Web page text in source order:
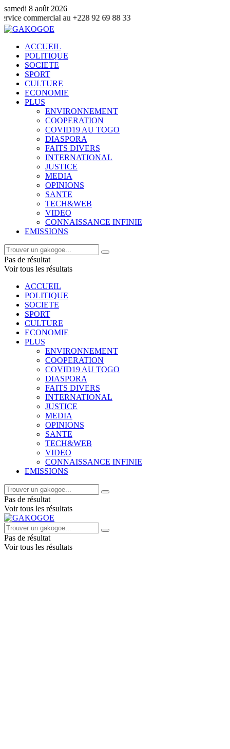
samedi 8 août 2026
au +228 92 69 88 33
ACCUEIL
POLITIQUE
SOCIETE
SPORT
CULTURE
ECONOMIE
PLUS
ENVIRONNEMENT
COOPERATION
COVID19 AU TOGO
DIASPORA
FAITS DIVERS
INTERNATIONAL
JUSTICE
MEDIA
OPINIONS
SANTE
TECH&WEB
VIDEO
CONNAISSANCE INFINIE
EMISSIONS
Pas de résultat
Voir tous les résultats
ACCUEIL
POLITIQUE
SOCIETE
SPORT
CULTURE
ECONOMIE
PLUS
ENVIRONNEMENT
COOPERATION
COVID19 AU TOGO
DIASPORA
FAITS DIVERS
INTERNATIONAL
JUSTICE
MEDIA
OPINIONS
SANTE
TECH&WEB
VIDEO
CONNAISSANCE INFINIE
EMISSIONS
Pas de résultat
Voir tous les résultats
Pas de résultat
Voir tous les résultats